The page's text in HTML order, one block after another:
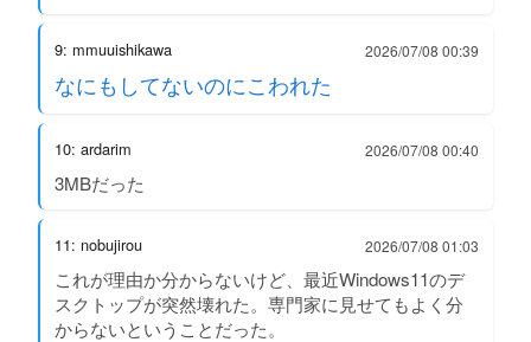
9: mmuuishikawa 2026/07/08 00:39
なにもしてないのにこわれた
10: ardarim 2026/07/08 00:40
3MBだった
11: nobujirou 2026/07/08 01:03
これが理由か分からないけど、最近Windows11のデ
スクトップが突然壊れた。専門家に見せてもよく分
からないということだった。